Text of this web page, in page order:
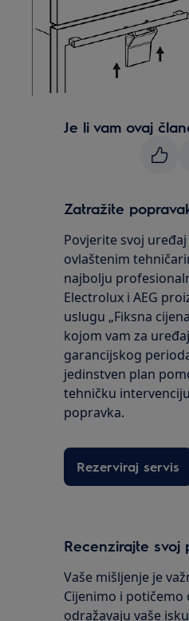
Je li vam ovaj
Zatražite
Povjerite svoj
ovlaštenim
najbolju
Electrolux i AEG
uslugu „Fiksna
kojom vam za
garancijskog
jedinstven plan
tehničku
popravka.
Rezerviraj servis
Recenzirajte svoj
Vaše mišljenje je
Cijenimo i potičemo
odražavaju vaše